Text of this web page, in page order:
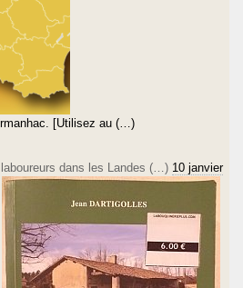
[Utilisez au (…)
dans les Landes (…) 10 janvier